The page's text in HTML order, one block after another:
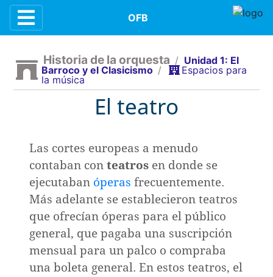
OFB
Contenidos
orquesta
Historia de la orquesta / Unidad 1: El
Barroco y el Clasicismo /
Espacios para
la música
El teatro
Las cortes europeas a menudo
contaban con teatros en donde se
ejecutaban óperas frecuentemente.
Más adelante se establecieron teatros
que ofrecían óperas para el público
general, que pagaba una suscripción
mensual para un palco o compraba
una boleta general. En estos teatros, el